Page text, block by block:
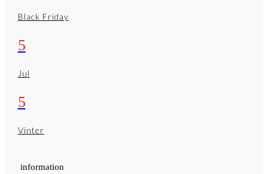
Black Friday
5
Jul
5
Vinter
information